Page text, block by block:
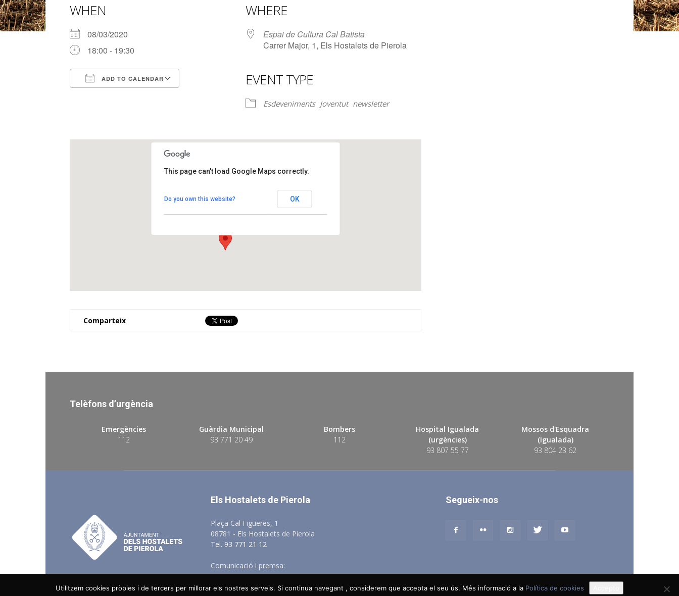
WHEN
08/03/2020
18:00 - 19:30
ADD TO CALENDAR
Google Calendar
WHERE
Espai de Cultura Cal Batista
Carrer Major, 1, Els Hostalets de Pierola
EVENT TYPE
Esdeveniments Joventut newsletter
Carrer Major, 1 - Els Hostalets de Pierola
View Events
This page can't load Google Maps correctly.
Do you own this website? OK
Comparteix
Telèfons d’urgència
Emergències
112
Guàrdia Municipal
93 771 20 49
Bombers
112
Hospital Igualada
(urgències)
93 807 55 77
Mossos d'Esquadra
(Igualada)
93 804 23 62
Els Hostalets de Pierola
Plaça Cal Figueres, 1
08781 - Els Hostalets de Pierola
Tel. 93 771 21 12
Comunicació i premsa:
Segueix-nos
Utilitzem cookies pròpies i de tercers per millorar els nostres serveis. Si continua navegant , considerem que accepta el seu ús. Més informació a la Política de cookies